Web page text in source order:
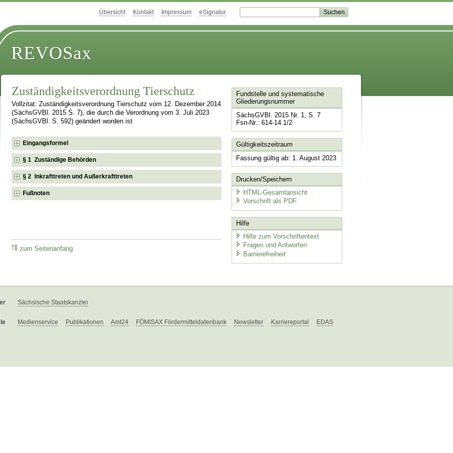
Übersicht Kontakt Impressum eSignatur
REVOSax
Zuständigkeitsverordnung Tierschutz
Vollzitat: Zuständigkeitsverordnung Tierschutz vom 12. Dezember 2014
(SächsGVBl. 2015 S. 7), die durch die Verordnung vom 3. Juli 2023
(SächsGVBl. S. 592) geändert worden ist
Eingangsformel
§ 1 Zuständige Behörden
§ 2 Inkrafttreten und Außerkrafttreten
Fußnoten
zum Seitenanfang
Fundstelle und systematische
Gliederungsnummer
SächsGVBl. 2015 Nr. 1, S. 7
Fsn-Nr.: 614-14.1/2
Gültigkeitszeitraum
Fassung gültig ab: 1. August 2023
Drucken/Speichern
HTML-Gesamtansicht
Vorschrift als PDF
Hilfe
Hilfe zum Vorschriftentext
Fragen und Antworten
Barrierefreiheit
Sächsische Staatskanzlei
Medienservice Publikationen Amt24 FÖMISAX Fördermitteldatenbank Newsletter Karriereportal EDAS